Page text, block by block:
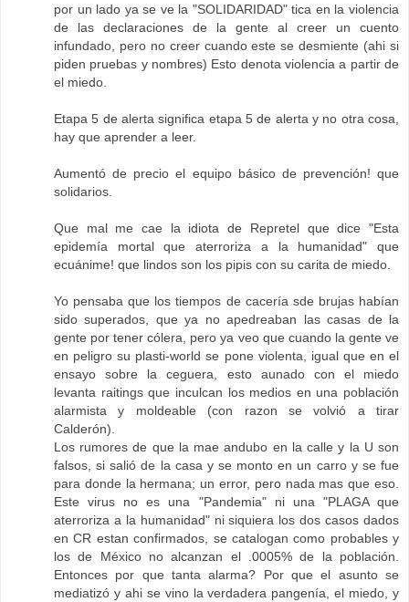
por un lado ya se ve la "SOLIDARIDAD" tica en la violencia
de las declaraciones de la gente al creer un cuento
infundado, pero no creer cuando este se desmiente (ahi si
piden pruebas y nombres) Esto denota violencia a partir de
el miedo.
Etapa 5 de alerta significa etapa 5 de alerta y no otra cosa,
hay que aprender a leer.
Aumentó de precio el equipo básico de prevención! que
solidarios.
Que mal me cae la idiota de Repretel que dice "Esta
epidemía mortal que aterroriza a la humanidad" que
ecuánime! que lindos son los pipis con su carita de miedo.
Yo pensaba que los tiempos de cacería sde brujas habían
sido superados, que ya no apedreaban las casas de la
gente por tener cólera, pero ya veo que cuando la gente ve
en peligro su plasti-world se pone violenta, igual que en el
ensayo sobre la ceguera, esto aunado con el miedo
levanta raitings que inculcan los medios en una población
alarmista y moldeable (con razon se volvió a tirar
Calderón).
Los rumores de que la mae andubo en la calle y la U son
falsos, si salió de la casa y se monto en un carro y se fue
para donde la hermana; un error, pero nada mas que eso.
Este virus no es una "Pandemia" ni una "PLAGA que
aterroriza a la humanidad" ni siquiera los dos casos dados
en CR estan confirmados, se catalogan como probables y
los de México no alcanzan el .0005% de la población.
Entonces por que tanta alarma? Por que el asunto se
mediatizó y ahi se vino la verdadera pangenía, el miedo, y